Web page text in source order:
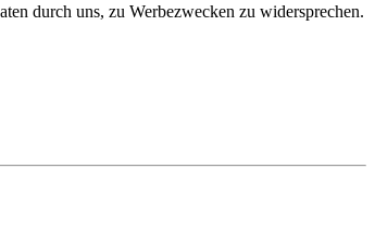
durch uns, zu Werbezwecken zu widersprechen.